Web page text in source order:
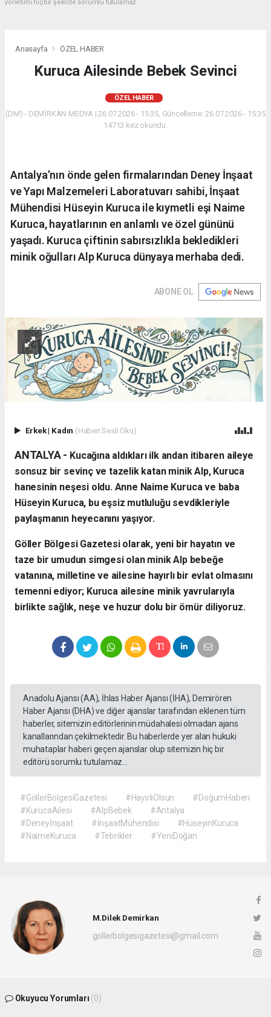
yönetimi hiçbir şekilde sorumlu tutulamaz.
Anasayfa ÖZEL HABER
Kuruca Ailesinde Bebek Sevinci
ÖZEL HABER
(DM) - DEMİRKAN MEDYA | 26.07.2026 - 15:35, Güncelleme: 26.07.2026 - 15:35
14713 kez okundu.
Antalya’nın önde gelen firmalarından Deney İnşaat
ve Yapı Malzemeleri Laboratuvarı sahibi, İnşaat
Mühendisi Hüseyin Kuruca ile kıymetli eşi Naime
Kuruca, hayatlarının en anlamlı ve özel gününü
yaşadı. Kuruca çiftinin sabırsızlıkla bekledikleri
minik oğulları Alp Kuruca dünyaya merhaba dedi.
ABONE OL
Erkek| Kadın (Haberi Sesli Oku)
ANTALYA - ​ Kucağına aldıkları ilk andan itibaren aileye
sonsuz bir sevinç ve tazelik katan minik Alp, Kuruca
hanesinin neşesi oldu. Anne Naime Kuruca ve baba
Hüseyin Kuruca, bu eşsiz mutluluğu sevdikleriyle
paylaşmanın heyecanını yaşıyor.
​Göller Bölgesi Gazetesi olarak, yeni bir hayatın ve
taze bir umudun simgesi olan minik Alp bebeğe
vatanına, milletine ve ailesine hayırlı bir evlat olmasını
temenni ediyor; Kuruca ailesine minik yavrularıyla
birlikte sağlık, neşe ve huzur dolu bir ömür diliyoruz.
Anadolu Ajansı (AA), İhlas Haber Ajansı (İHA), Demirören
Haber Ajansı (DHA) ve diğer ajanslar tarafından eklenen tüm
haberler, sitemizin editörlerinin müdahalesi olmadan ajans
kanallarından çekilmektedir. Bu haberlerde yer alan hukuki
muhataplar haberi geçen ajanslar olup sitemizin hiç bir
editörü sorumlu tutulamaz...
#GöllerBölgesiGazetesi #HayırlıOlsun
#DoğumHaberi
#KurucaAilesi
#AlpBebek
#Antalya
#Deneyİnşaat
#İnşaatMühendisi
#HüseyinKuruca
#NaimeKuruca
#Tebrikler #YeniDoğan
M.Dilek Demirkan
gollerbolgesigazetesi@gmail.com
Okuyucu Yorumları (0)